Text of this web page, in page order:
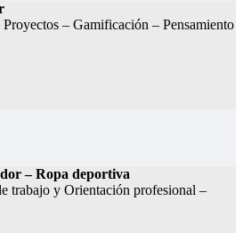
– Gamificación – Pensamiento
– Ropa deportiva
trabajo y Orientación profesional –